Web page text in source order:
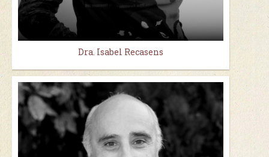
Dra. Isabel Recasens